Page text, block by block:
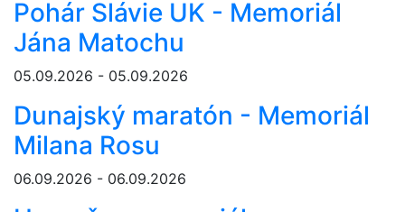
Pohár Slávie UK - Memoriál
Jána Matochu
05.09.2026 - 05.09.2026
Dunajský maratón - Memoriál
Milana Rosu
06.09.2026 - 06.09.2026